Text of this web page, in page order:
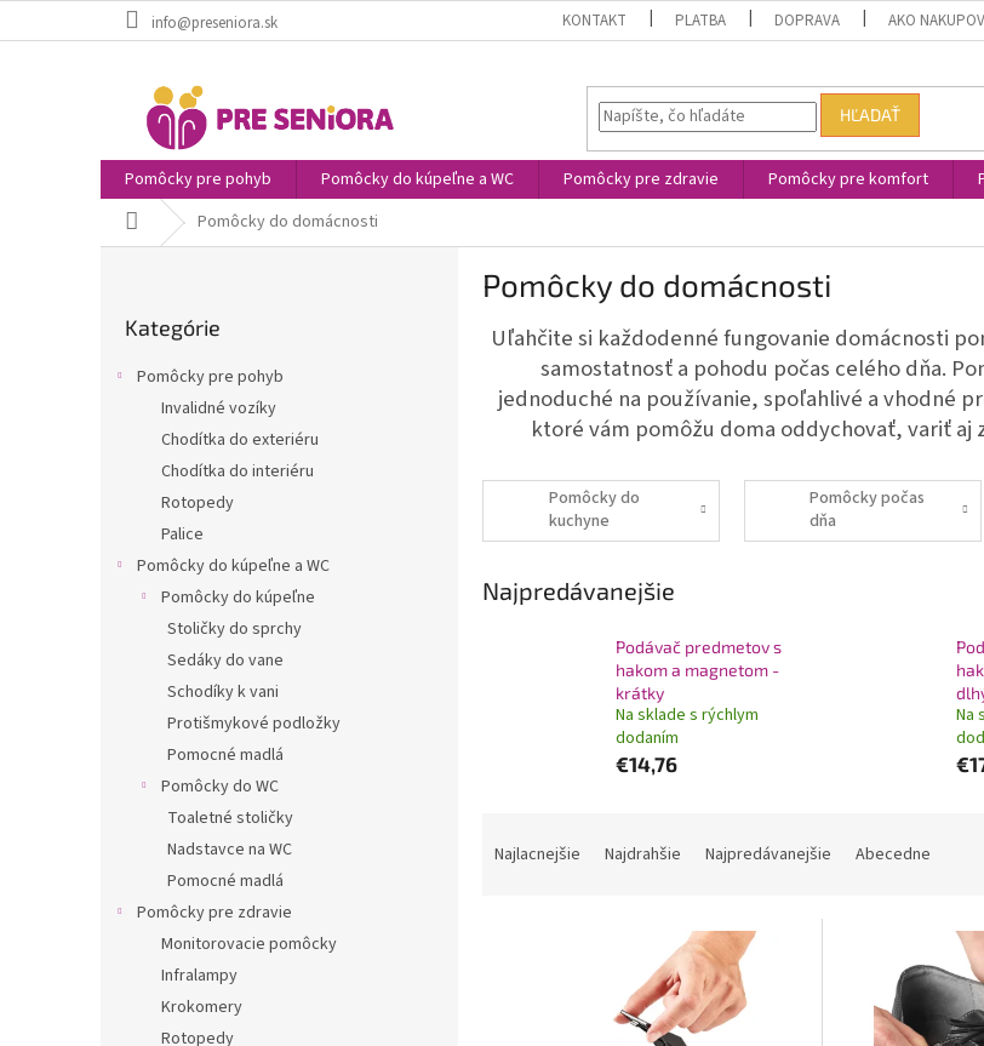
info@preseniora.sk KONTAKT PLATBA DOPRAVA AKO
HĽADAŤ
Pomôcky pre pohyb Pomôcky do kúpeľne a WC Pomôcky pre zdravie Pomôcky pre komfort
DomovPomôcky do domácnosti
kategórie
Kategórie
Pomôcky pre pohyb
Invalidné vozíky
Chodítka do exteriéru
Chodítka do interiéru
Rotopedy
Palice
Pomôcky do kúpeľne a WC
Pomôcky do kúpeľne
Stoličky do sprchy
Sedáky do vane
Schodíky k vani
Protišmykové podložky
Pomocné madlá
Pomôcky do WC
Toaletné stoličky
Nadstavce na WC
Pomocné madlá
Pomôcky pre zdravie
Monitorovacie pomôcky
Infralampy
Krokomery
Rotopedy
Pomôcky do domácnosti
Uľahčite si každodenné fungovanie domácnosti
samostatnosť a pohodu počas celého dňa.
jednoduché na používanie, spoľahlivé a vhodné
ktoré vám pomôžu doma oddychovať, variť aj
Pomôcky do
kuchyne
Pomôcky počas
dňa
Najpredávanejšie
Podávač predmetov s
hakom a magnetom -
krátky
Na sklade s rýchlym
dodaním
€14,76
Na
Najlacnejšie Najdrahšie Najpredávanejšie Abecedne